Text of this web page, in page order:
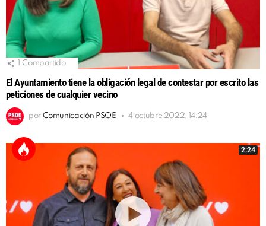
Compartido
El Ayuntamiento tiene la obligación legal de contestar por escrito las
peticiones de cualquier vecino
por Comunicación PSOE 4 octubre 2022, 14:24
2:24